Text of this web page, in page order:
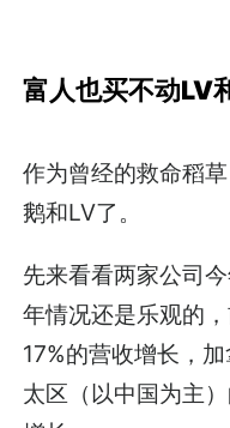
富人也买不动LV
作为曾经的救命稻
鹅和LV了。
先来看看两家公司
年情况还是乐观的
17%的营收增长，
太区（以中国为主